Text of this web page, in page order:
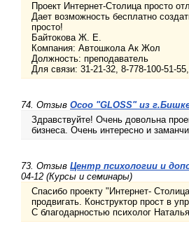
Проект Интернет-Столица просто
Дает возможность бесплатно
просто!
Байтокова Ж. Е.
Компания: Автошкола Ак Жол
Должность: преподаватель
Для связи: 31-21-32, 8-778-100-51-
74. Отзыв Осоо "GLOSS" из
Здравствуйте! Очень довольна
бизнеса. Очень интересно и
73. Отзыв Центр психологии и
04-12 (Курсы и семинары)
Спасибо проекту "Интернет-
продвигать. Конструктор прост в
С благодарностью психолог